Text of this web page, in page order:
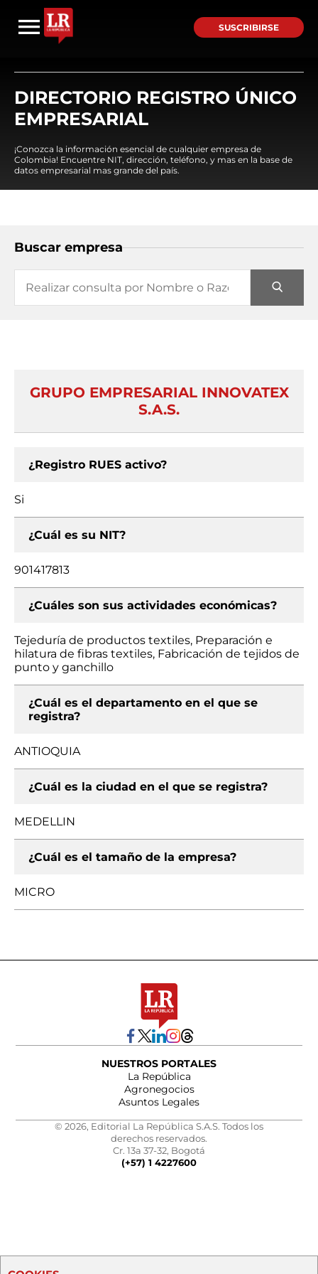
SUSCRIBIRSE
DIRECTORIO REGISTRO ÚNICO
EMPRESARIAL
¡Conozca la información esencial de cualquier empresa de
Colombia! Encuentre NIT, dirección, teléfono, y mas en la base de
datos empresarial mas grande del país.
Buscar empresa
GRUPO EMPRESARIAL INNOVATEX
S.A.S.
¿Registro RUES activo?
Si
¿Cuál es su NIT?
901417813
¿Cuáles son sus actividades económicas?
Tejeduría de productos textiles, Preparación e
hilatura de fibras textiles, Fabricación de tejidos de
punto y ganchillo
¿Cuál es el departamento en el que se
registra?
ANTIOQUIA
¿Cuál es la ciudad en el que se registra?
MEDELLIN
¿Cuál es el tamaño de la empresa?
MICRO
NUESTROS PORTALES
La República
Agronegocios
Asuntos Legales
© 2026, Editorial La República S.A.S. Todos los
derechos reservados.
Cr. 13a 37-32, Bogotá
(+57) 1 4227600